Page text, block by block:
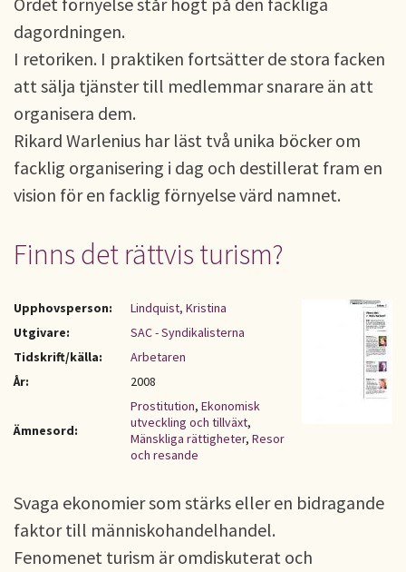
dagordningen.
I retoriken. I praktiken fortsätter de stora facken
att sälja tjänster till medlemmar snarare än att
organisera dem.
Rikard Warlenius har läst två unika böcker om
facklig organisering i dag och destillerat fram en
vision för en facklig förnyelse värd namnet.
Finns det rättvis turism?
Upphovsperson:
Lindquist, Kristina
Utgivare:
SAC - Syndikalisterna
Tidskrift/källa:
Arbetaren
År:
2008
Ämnesord:
Prostitution, Ekonomisk
utveckling och tillväxt,
Mänskliga rättigheter, Resor
och resande
Svaga ekonomier som stärks eller en bidragande
faktor till människohandelhandel.
Fenomenet turism är omdiskuterat och